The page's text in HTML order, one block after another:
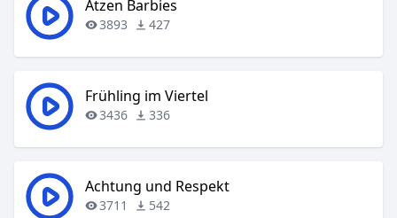
Atzen Barbies
3893 427
Frühling im Viertel
3436 336
Achtung und Respekt
3711 542